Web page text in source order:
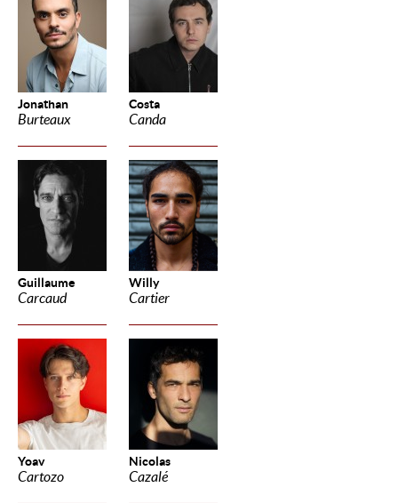
Jonathan
Burteaux
Costa
Canda
Guillaume
Carcaud
Willy
Cartier
Yoav
Cartozo
Nicolas
Cazalé